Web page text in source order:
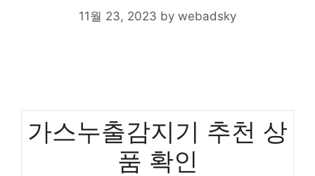
11월 23, 2023 by webadsky
가스누출감지기 추천 상
품 확인